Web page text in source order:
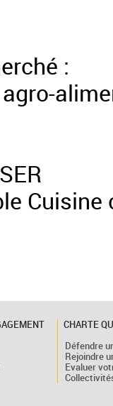
:
Cuisine
CHARTE
Défendre
Rejoindre
Evaluer